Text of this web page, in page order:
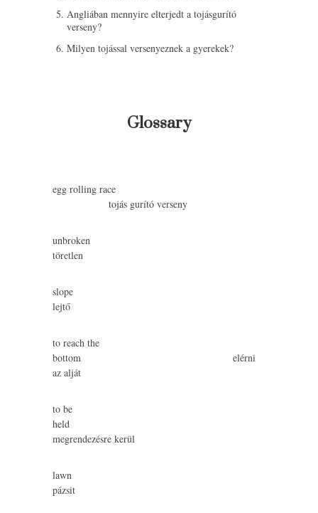
Angliában mennyire elterjedt a tojásgurító
verseny?
Milyen tojással versenyeznek a gyerekek?
Glossary
egg rolling race
tojás gurító verseny
unbroken
töretlen
slope
lejtő
to reach the
bottom elérni
az alját
to be
held
megrendezésre kerül
lawn
pázsit